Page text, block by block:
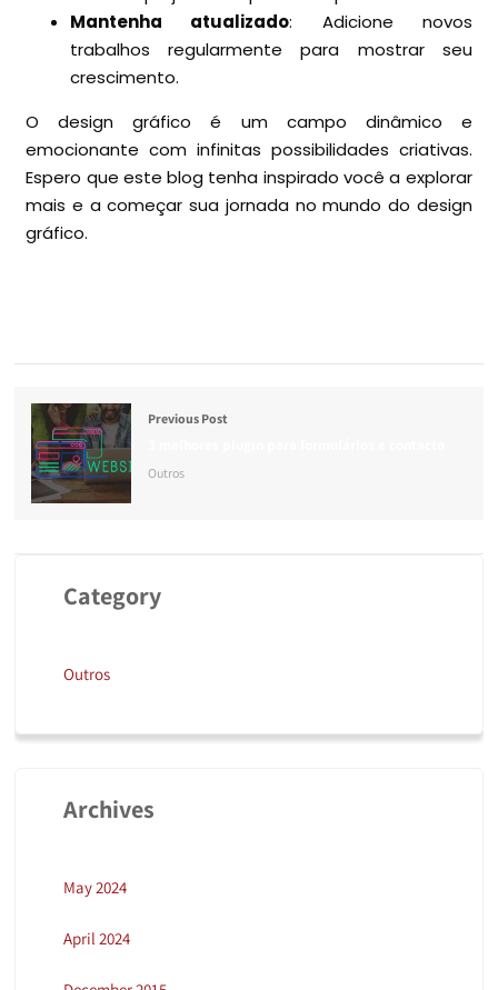
Mantenha atualizado: Adicione novos
trabalhos regularmente para mostrar seu
crescimento.
O design gráfico é um campo dinâmico e
emocionante com infinitas possibilidades criativas.
Espero que este blog tenha inspirado você a explorar
mais e a começar sua jornada no mundo do design
gráfico.
Previous Post
Outros
Category
Outros
Archives
May 2024
April 2024